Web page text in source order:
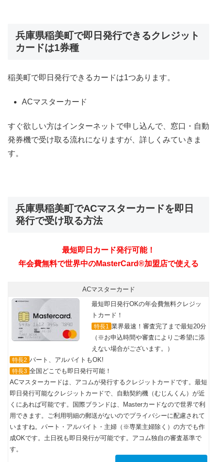
兵庫県稲美町で即日発行できるクレジット
カードは1券種
稲美町で即日発行できるカードは1つあります。
ACマスターカード
すぐ欲しい方はインターネットで申し込んで、窓口・自動
発券機で受け取る流れになりますが、詳しくみていきま
す。
兵庫県稲美町でACマスターカードを即日
発行で受け取る方法
ACマスターカード
最短即日発行OKの年会費無料クレジッ
トカード！
特長1 業界最速！審査完了まで最短20分
（※お申込時間や審査によりご希望に添
えない場合がございます。）
特長2 パート、アルバイトもOK!
特長3 全国どこでも即日発行可能！
ACマスターカードは、アコムが発行するクレジットカードです。最短
即日発行可能なクレジットカードで、自動契約機（むじんくん）が近
くにあれば可能です。国際ブランドは、Masterカードなので世界で利
用できます。ご利用明細の郵送がないのでプライバシーに配慮されて
いますね。パート・アルバイト・主婦（※専業主婦除く）の方でも作
成OKです。土日祝も即日発行が可能です。アコム独自の審査基準で
す。